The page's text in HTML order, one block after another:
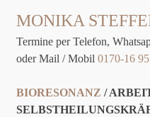
MONIKA
Termine per Telefon,
oder Mail / Mobil 0170-16
BIORESONANZ /